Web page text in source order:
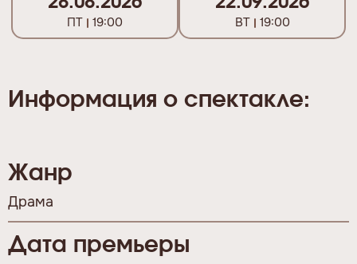
ПТ 19:00 ВТ 19:00
Информация о спектакле:
Жанр
Драма
Дата премьеры